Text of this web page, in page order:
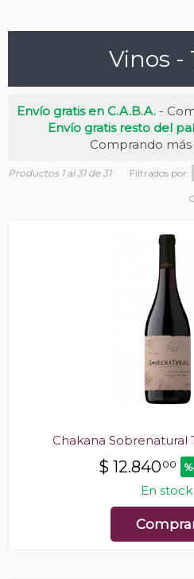
Vinos -
Envío gratis en C.A.B.A.-
Envío gratis resto del
Comprando más
Productos 1 al 31 de 31 Filtrados por:
Chakana Sobrenatural
$ 12.84000
En stock